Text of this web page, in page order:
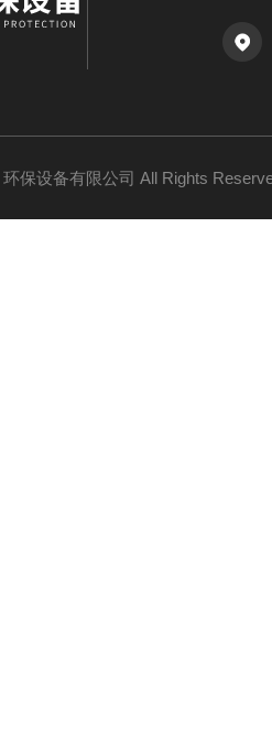
环保设备有限公司 All Rights